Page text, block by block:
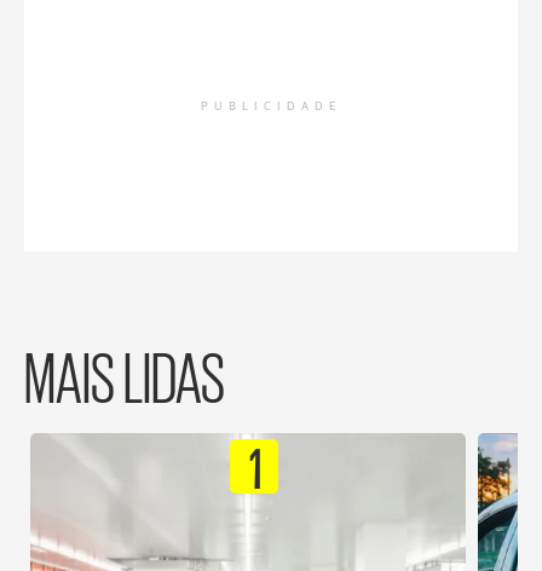
PUBLICIDADE
MAIS LIDAS
1